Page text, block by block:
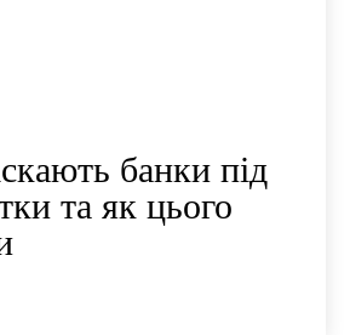
банки під
та як цього